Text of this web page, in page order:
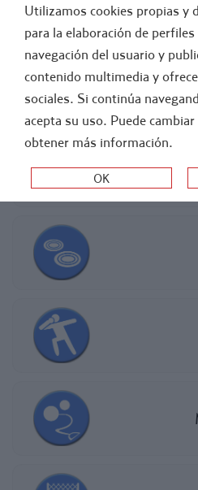
- ATLETISMO
LANZAMIENTOS
Utilizamos cookies propias y
para la elaboración de
navegación del usuario y
contenido multimedia y
sociales. Si continúa
acepta su uso. Puede
obtener más información.